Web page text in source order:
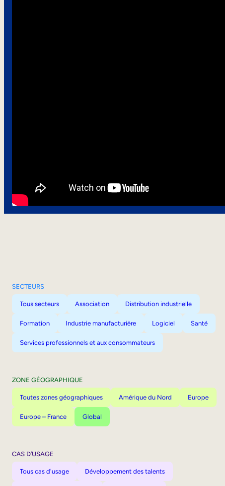
SECTEURS
Tous secteurs Association Distribution industrielle
Formation Industrie manufacturière Logiciel Santé
Services professionnels et aux consommateurs
ZONE GÉOGRAPHIQUE
Toutes zones géographiques Amérique du Nord Europe
Europe – France Global
CAS D’USAGE
Tous cas d'usage Développement des talents